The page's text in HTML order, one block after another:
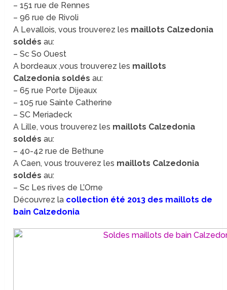
– 151 rue de Rennes
– 96 rue de Rivoli
A Levallois, vous trouverez les maillots Calzedonia
soldés au:
– Sc So Ouest
A bordeaux ,vous trouverez les maillots
Calzedonia soldés au:
– 65 rue Porte Dijeaux
– 105 rue Sainte Catherine
– SC Meriadeck
A Lille, vous trouverez les maillots Calzedonia
soldés au:
– 40-42 rue de Bethune
A Caen, vous trouverez les maillots Calzedonia
soldés au:
– Sc Les rives de L’Orne
Découvrez la collection été 2013 des maillots de
bain Calzedonia